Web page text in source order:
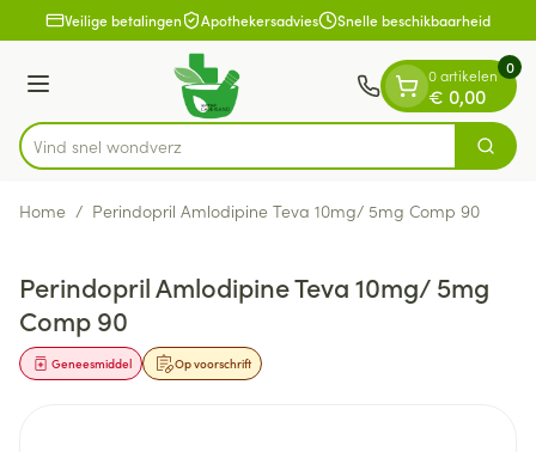
Ga naar de inhoud
1 van 1Veilige betalingen Apothekersadvies Snelle beschikbaarheid
Menu
Product, merk, categorie...
Vind snel Zoek
0 artikelen
€ 0,00
0
Home / Perindopril Amlodipine Teva 10mg/ 5mg Comp 90
Perindopril Amlodipine Teva 10mg/ 5mg
Comp 90
Op voorschrift
Geneesmiddel